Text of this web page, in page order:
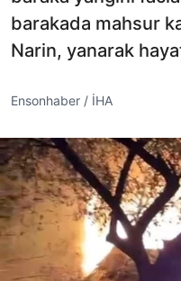
barakada mahsur
Narin, yanarak
Ensonhaber / İHA